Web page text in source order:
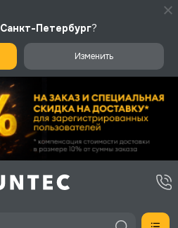
Санкт-Петербург?
Изменить